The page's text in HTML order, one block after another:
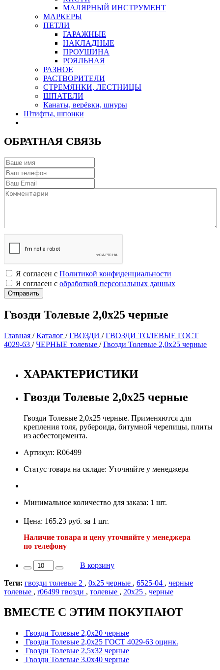
МАЛЯРНЫЙ ИНСТРУМЕНТ
МАРКЕРЫ
ПЕТЛИ
ГАРАЖНЫЕ
НАКЛАДНЫЕ
ПРОУШИНА
РОЯЛЬНАЯ
РАЗНОЕ
РАСТВОРИТЕЛИ
СТРЕМЯНКИ, ЛЕСТНИЦЫ
ШПАТЕЛИ
Канаты, верёвки, шнуры
Штифты, шпонки
ОБРАТНАЯ СВЯЗЬ
Я согласен с Политикой конфиденциальности
Я согласен с обработкой персональных данных
Гвозди Толевые 2,0х25 черные
Главная /Каталог /ГВОЗДИ /ГВОЗДИ ТОЛЕВЫЕ ГОСТ
4029-63 /ЧЕРНЫЕ толевые /Гвозди Толевые 2,0х25 черные
ХАРАКТЕРИСТИКИ
Гвозди Толевые 2,0х25 черные
Гвозди Толевые 2,0х25 черные. Применяются для
крепления толя, рубероида, битумной черепицы, плиты
из асбестоцемента.
Артикул: R06499
Статус товара на складе: Уточняйте у менеджера
Минимальное количество для заказа: 1 шт.
Цена: 165.23 руб. за 1 шт.
Наличие товара и цену уточняйте у менеджера
по телефону
В корзину
Теги: гвозди толевые 2 , 0х25 черные , 6525-04 , черные
толевые , r06499 гвозди , толевые , 20х25 , черные
ВМЕСТЕ С ЭТИМ ПОКУПАЮТ
Гвозди Толевые 2,0х20 черные
Гвозди Толевые 2,0х25 ГОСТ 4029-63 оцинк.
Гвозди Толевые 2,5х32 черные
Гвозди Толевые 3,0х40 черные